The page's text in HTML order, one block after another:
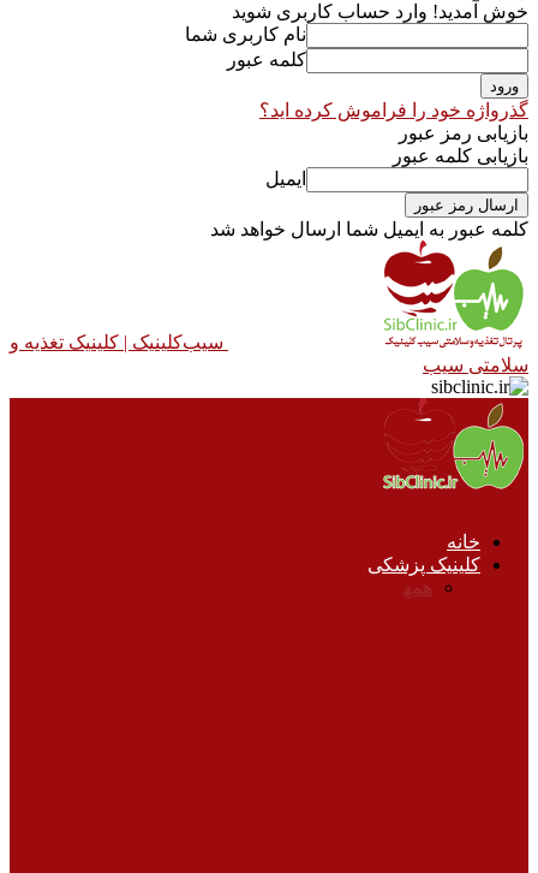
خوش آمدید! وارد حساب کاربری شوید
نام کاربری شما
کلمه عبور
گذرواژه خود را فراموش کرده اید؟
بازیابی رمز عبور
بازیابی کلمه عبور
ایمیل
کلمه عبور به ایمیل شما ارسال خواهد شد
سیب‌کلینیک |‌ کلینیک تغذیه و
سلامتی سیب
خانه
کلینیک پزشکی
همه